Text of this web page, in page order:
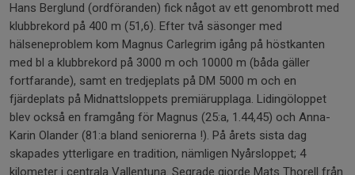
Hans Berglund (ordföranden) fick något av ett genombrott med
klubbrekord på 400 m (51,6). Efter två säsonger med
hälseneproblem kom Magnus Carlegrim igång på höstkanten
med bl a klubbrekord på 3000 m och 10000 m (båda gäller
fortfarande), samt en tredjeplats på DM 5000 m och en
fjärdeplats på Midnattsloppets premiärupplaga. Lidingöloppet
blev också en framgång för Magnus (25:a, 1.44,45) och Anna-
Karin Olander (81:a bland seniorerna !). På årets sista dag
skapades ytterligare en tradition, nämligen Nyårsloppet; 4
kilometer i centrala Vallentuna. Segrade gjorde Mats Thorell från